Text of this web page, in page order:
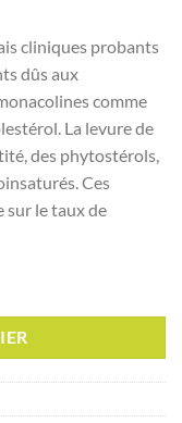
cliniques probants
dûs aux
comme
La levure de
des phytostérols,
Ces
sur le taux de